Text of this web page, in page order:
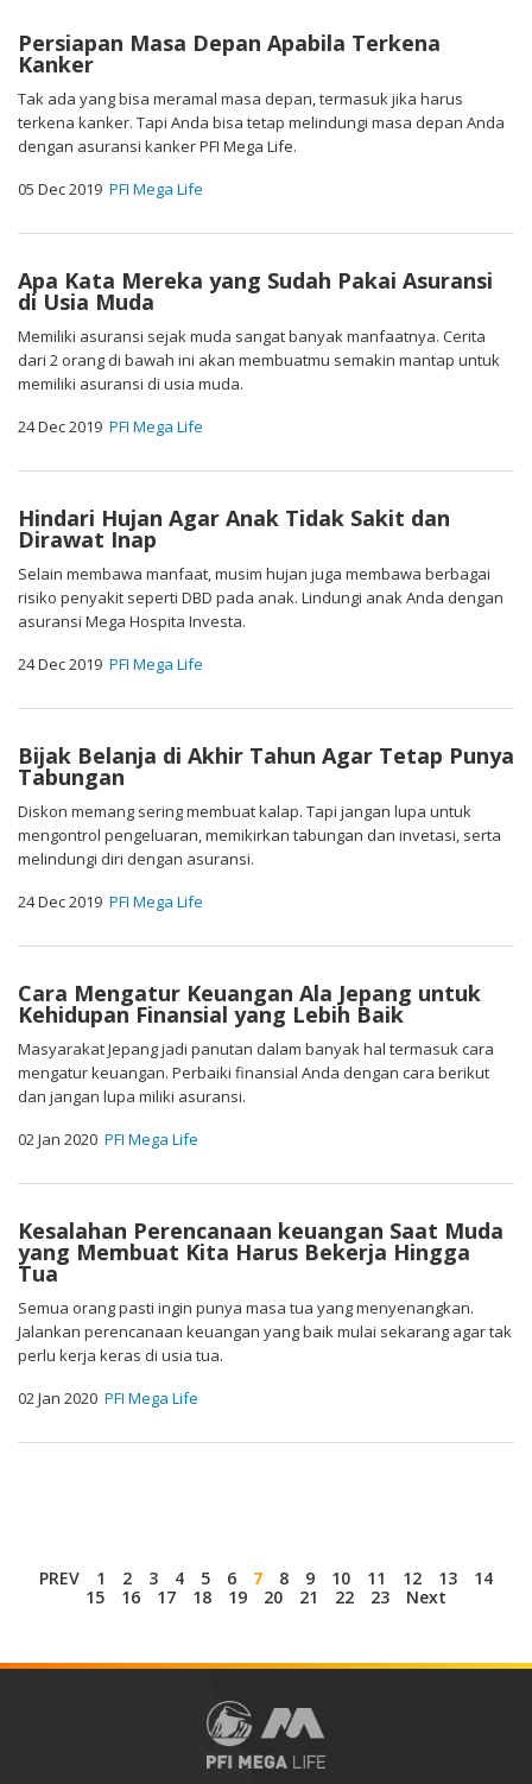
Persiapan Masa Depan Apabila Terkena
Kanker
Tak ada yang bisa meramal masa depan, termasuk jika harus
terkena kanker. Tapi Anda bisa tetap melindungi masa depan Anda
dengan asuransi kanker PFI Mega Life.
05 Dec 2019 PFI Mega Life
Apa Kata Mereka yang Sudah Pakai Asuransi
di Usia Muda
Memiliki asuransi sejak muda sangat banyak manfaatnya. Cerita
dari 2 orang di bawah ini akan membuatmu semakin mantap untuk
memiliki asuransi di usia muda.
24 Dec 2019 PFI Mega Life
Hindari Hujan Agar Anak Tidak Sakit dan
Dirawat Inap
Selain membawa manfaat, musim hujan juga membawa berbagai
risiko penyakit seperti DBD pada anak. Lindungi anak Anda dengan
asuransi Mega Hospita Investa.
24 Dec 2019 PFI Mega Life
Bijak Belanja di Akhir Tahun Agar Tetap Punya
Tabungan
Diskon memang sering membuat kalap. Tapi jangan lupa untuk
mengontrol pengeluaran, memikirkan tabungan dan invetasi, serta
melindungi diri dengan asuransi.
24 Dec 2019 PFI Mega Life
Cara Mengatur Keuangan Ala Jepang untuk
Kehidupan Finansial yang Lebih Baik
Masyarakat Jepang jadi panutan dalam banyak hal termasuk cara
mengatur keuangan. Perbaiki finansial Anda dengan cara berikut
dan jangan lupa miliki asuransi.
02 Jan 2020 PFI Mega Life
Kesalahan Perencanaan keuangan Saat Muda
yang Membuat Kita Harus Bekerja Hingga
Tua
Semua orang pasti ingin punya masa tua yang menyenangkan.
Jalankan perencanaan keuangan yang baik mulai sekarang agar tak
perlu kerja keras di usia tua.
02 Jan 2020 PFI Mega Life
PREV 1 2 3 4 5 6 7 8 9 10 11 12 13
14
15
16 17 18 19 20 21 22 23 Next